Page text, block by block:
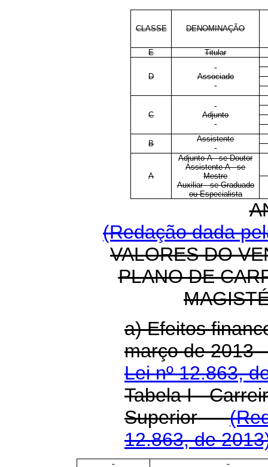
CLASSE DENOMINAÇÃO
E Titular
D Associado
C Adjunto
B
Assistente
A
Adjunto-A - se Doutor
Assistente-A - se
Mestre
Auxiliar - se Graduado
ou Especialista
(Redação dada
VALORES DO
PLANO DE
a) Efeitos
março de
Lei nº 12.863,
Tabela I -
Superior
12.863, de